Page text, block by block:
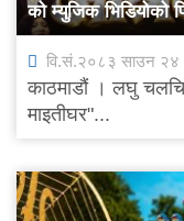
को म्युजिक भिडियोको
वि.सं.२०८३ साउन २४
काठमाडौं । लघु
माइतीघर"...